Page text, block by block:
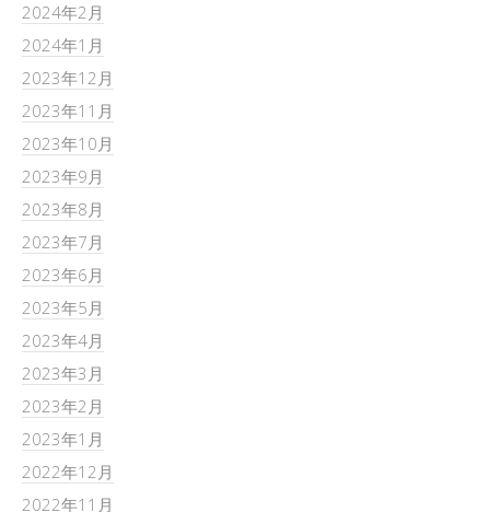
2024年2月
2024年1月
2023年12月
2023年11月
2023年10月
2023年9月
2023年8月
2023年7月
2023年6月
2023年5月
2023年4月
2023年3月
2023年2月
2023年1月
2022年12月
2022年11月